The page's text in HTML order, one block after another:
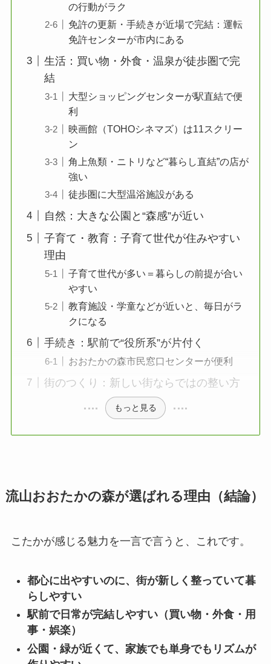
の行動がラク
免許の更新・手続きが近場で完結：運転
免許センターが市内にある
生活：買い物・外食・温泉が徒歩圏で完
結
大型ショッピングセンターが駅直結で便
利
映画館（TOHOシネマズ）は11スクリー
ン
角上魚類・ニトリなど“暮らし直結”の店が
強い
徒歩圏に大型温浴施設がある
自然：大きな公園と“森感”が近い
子育て・教育：子育て世代が住みやすい
理由
子育て世代が多い＝暮らしの前提が合い
やすい
教育施設・学童などが近いと、毎日がラ
クになる
手続き：駅前で“役所系”が片付く
おおたかの森市民窓口センターが便利
街のつくり：新しい街ならではの整い方
もっと見る
流山おおたかの森が選ばれる理由（結論）
こたかが感じる魅力を一言で言うと、これです。
都心に出やすいのに、街が新しく整っていて暮
らしやすい
駅前で日常が完結しやすい（買い物・外食・用
事・娯楽）
公園・緑が近くて、家族でも単身でもリズムが